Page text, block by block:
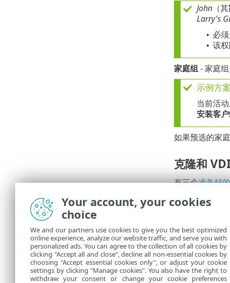
John（其
Larry's
• 必
• 该
家庭组- 家庭组
示例方
当前活
安装客
如果预选的家
克隆和 VDI
有三个准备好
过滤器和
可以自定义当
• 管理侧面
• 添加过滤器
Your account, your cookies
choice
We and our partners use cookies to give you the best optimized
online experience, analyze our website traffic, and serve you with
personalized ads. You can agree to the collection of all cookies by
clicking "Accept all and close", decline all non-essential cookies by
choosing "Accept essential cookies only", or adjust your cookie
settings by clicking "Manage cookies". You also have the right to
withdraw your consent or change your cookie preferences